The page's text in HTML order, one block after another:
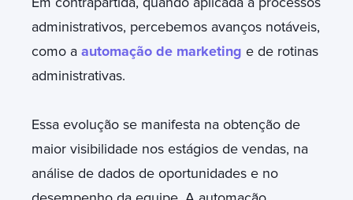
administrativos, percebemos avanços notáveis,
como a automação de marketing e de rotinas
administrativas.
Essa evolução se manifesta na obtenção de
maior visibilidade nos estágios de vendas, na
análise de dados de oportunidades e no